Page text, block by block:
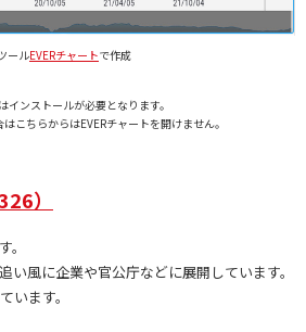
ールEVERチャートで作成
ンストールが必要となります。
こちらからはEVERチャートを開けません。
）
い風に企業や官公庁などに展開しています。
います。